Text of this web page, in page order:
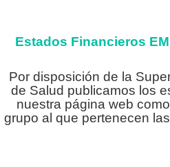
Estados Financieros
Por disposición de la
de Salud publicamos los
nuestra página web
grupo al que pertenecen